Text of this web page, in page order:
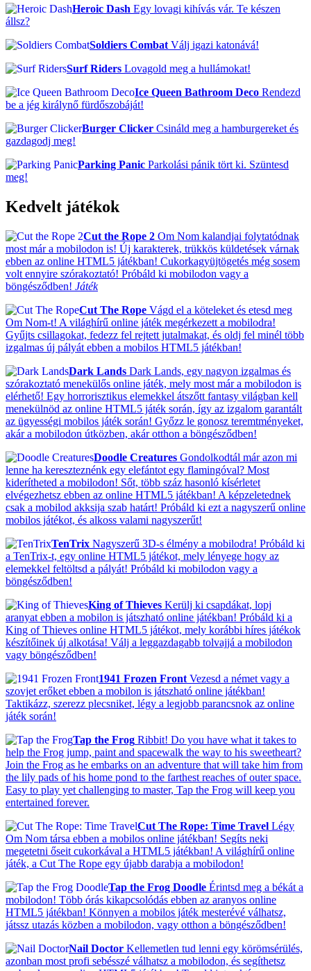
Heroic Dash Egy lovagi kihívás vár. Te készen
állsz?
Soldiers Combat Válj igazi katonává!
Surf Riders Lovagold meg a hullámokat!
Ice Queen Bathroom Deco Rendezd
be a jég királynő fürdőszobáját!
Burger Clicker Csináld meg a hamburgereket és
gazdagodj meg!
Parking Panic Parkolási pánik tört ki. Szüntesd
meg!
Kedvelt játékok
Cut the Rope 2 Om Nom kalandjai folytatódnak
most már a mobilodon is! Új karakterek, trükkös küldetések várnak
ebben az online HTML5 játékban! Cukorkagyüjtögetés még sosem
volt ennyire szórakoztató! Próbáld ki mobilodon vagy a
böngésződben! Játék
Cut The Rope Vágd el a köteleket és etesd meg
Om Nom-t! A világhírű online játék megérkezett a mobilodra!
Gyűjts csillagokat, fedezz fel rejtett jutalmakat, és oldj fel minél több
izgalmas új pályát ebben a mobilos HTML5 játékban!
Dark Lands Dark Lands, egy nagyon izgalmas és
szórakoztató menekülős online játék, mely most már a mobilodon is
elérhető! Egy horrorisztikus elemekkel átszőtt fantasy világban kell
menekülnöd az online HTML5 játék során, így az izgalom garantált
az ügyességi mobilos játék során! Győzz le gonosz teremtményeket,
akár a mobilodon útközben, akár otthon a böngésződben!
Doodle Creatures Gondolkodtál már azon mi
lenne ha kereszteznénk egy elefántot egy flamingóval? Most
kiderítheted a mobilodon! Sőt, több száz hasonló kísérletet
elvégezhetsz ebben az online HTML5 játékban! A képzeletednek
csak a mobilod akksija szab határt! Próbáld ki ezt a nagyszerű online
mobilos játékot, és alkoss valami nagyszerűt!
TenTrix Nagyszerű 3D-s élmény a mobilodra! Próbáld ki
a TenTrix-t, egy online HTML5 játékot, mely lényege hogy az
elemekkel feltöltsd a pályát! Próbáld ki mobilodon vagy a
böngésződben!
King of Thieves Kerülj ki csapdákat, lopj
aranyat ebben a mobilon is játszható online játékban! Próbáld ki a
King of Thieves online HTML5 játékot, mely korábbi híres játékok
készítőinek új alkotása! Válj a leggazdagabb tolvajjá a mobilodon
vagy böngésződben!
1941 Frozen Front Vezesd a német vagy a
szovjet erőket ebben a mobilon is játszható online játékban!
Taktikázz, szerezz plecsniket, légy a legjobb parancsnok az online
játék során!
Tap the Frog Ribbit! Do you have what it takes to
help the Frog jump, paint and spacewalk the way to his sweetheart?
Join the Frog as he embarks on an adventure that will take him from
the lily pads of his home pond to the farthest reaches of outer space.
Easy to play yet challenging to master, Tap the Frog will keep you
entertained forever.
Cut The Rope: Time Travel Légy
Om Nom társa ebben a mobilos online játékban! Segíts neki
megetetni őseit cukorkával a HTML5 játékban! A világhírű online
játék, a Cut The Rope egy újabb darabja a mobilodon!
Tap the Frog Doodle Érintsd meg a békát a
mobilodon! Több órás kikapcsolódás ebben az aranyos online
HTML5 játékban! Könnyen a mobilos játék mesterévé válhatsz,
játssz utazás közben a mobilodon, vagy otthon a böngésződben!
Nail Doctor Kellemetlen tud lenni egy körömsérülés,
azonban most profi sebésszé válhatsz a mobilodon, és segíthetsz